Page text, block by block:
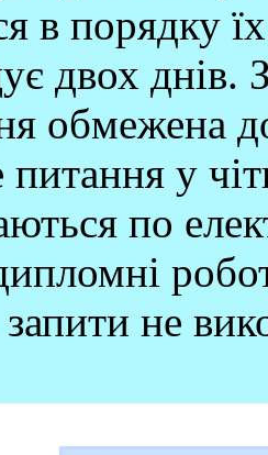
в порядку
двох днів.
обмежена
питання у
по
не